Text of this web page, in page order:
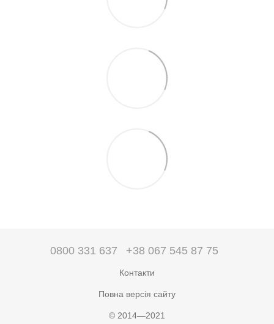
0800 331 637 +38 067 545 87 75
Контакти
Повна версія сайту
© 2014—2021